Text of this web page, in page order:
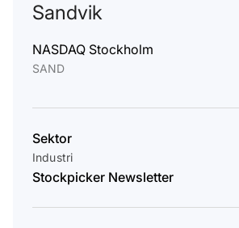
Sandvik
NASDAQ Stockholm
SAND
Sektor
Industri
Stockpicker Newsletter